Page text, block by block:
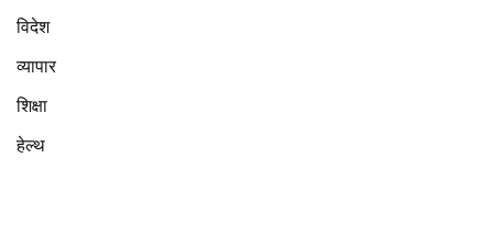
विदेश
व्यापार
शिक्षा
हेल्थ